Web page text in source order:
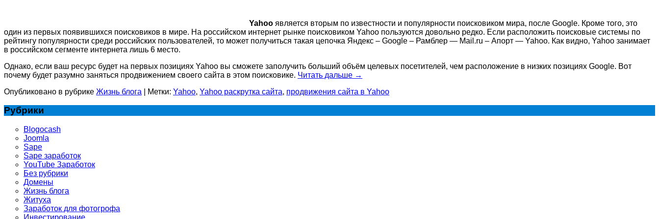
Yahoo является вторым по известности и популярности поисковиком мира, после Google. Кроме того, это
один из первых появившихся поисковиков в мире. На российском интернет рынке поисковиком Yahoo пользуются довольно редко. Если расположить поисковые системы по
рейтингу популярности среди российских пользователей, то может получиться такая цепочка Яндекс – Google – Рамблер — Mail.ru – Апорт — Yahoo. Как видно, Yahoo занимает
в российском сегменте интернета лишь 6 место.
Однако, если ваш ресурс будет на первых позициях Yahoo вы сможете заполучить больший объём целевых посетителей, чем расположение в низких позициях Google. Вот
почему будет разумно заняться продвижением своего сайта в этом поисковике. Читать дальше →
Опубликовано в рубрике Жизнь блога Метки: Yahoo, Yahoo раскрутка сайта, продвижения сайта в Yahoo
Рубрики
Blogocash
Joomla
Sape
Sape заработок
YouTube Заработок
Без рубрики
Домены
Жизнь блога
Житуха
Заработок для фотогрофа